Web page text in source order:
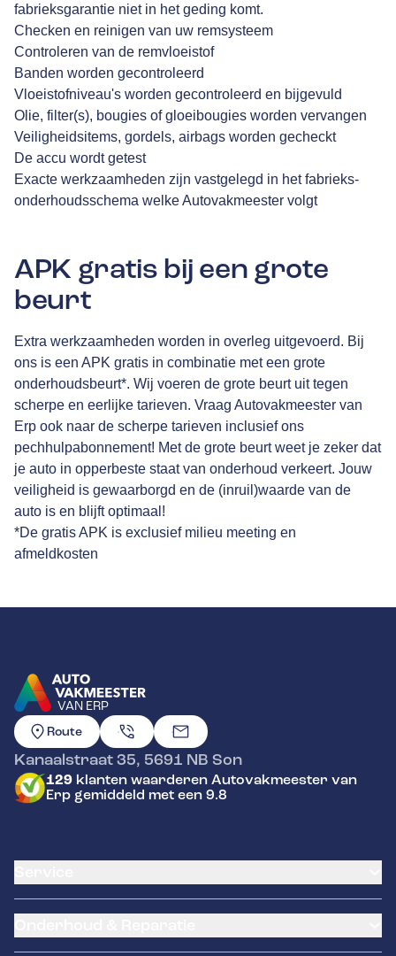
fabrieksgarantie niet in het geding komt.
Checken en reinigen van uw remsysteem
Controleren van de remvloeistof
Banden worden gecontroleerd
Vloeistofniveau's worden gecontroleerd en bijgevuld
Olie, filter(s), bougies of gloeibougies worden vervangen
Veiligheidsitems, gordels, airbags worden gecheckt
De accu wordt getest
Exacte werkzaamheden zijn vastgelegd in het fabrieks-
onderhoudsschema welke Autovakmeester volgt
APK gratis bij een grote
beurt
Extra werkzaamheden worden in overleg uitgevoerd. Bij
ons is een APK gratis in combinatie met een grote
onderhoudsbeurt*. Wij voeren de grote beurt uit tegen
scherpe en eerlijke tarieven. Vraag Autovakmeester van
Erp ook naar de scherpe tarieven inclusief ons
pechhulpabonnement! Met de grote beurt weet je zeker dat
je auto in opperbeste staat van onderhoud verkeert. Jouw
veiligheid is gewaarborgd en de (inruil)waarde van de
auto is en blijft optimaal!
*De gratis APK is exclusief milieu meeting en
afmeldkosten
VAN ERP
GA NAAR DE HOMEPAGINA
Route
Kanaalstraat 35, 5691 NB Son
129 klanten waarderen Autovakmeester van
Erp gemiddeld met een 9.8
Banden service